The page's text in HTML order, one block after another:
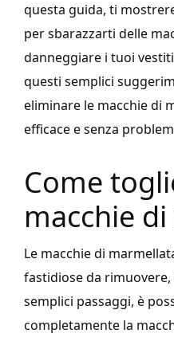
questa guida, ti
per sbarazzarti delle
danneggiare i tuoi
questi semplici
eliminare le macchie di
efficace e senza
Come
macchie
Le macchie di
fastidiose da
semplici passaggi, è
completamente la